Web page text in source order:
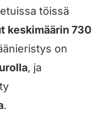
töissä
keskimäärin 730
on
, ja
.